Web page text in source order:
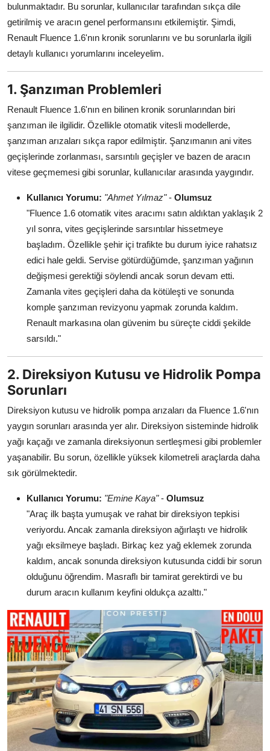
LPG & Yakıt
Elektrik & Akü
Klima & Konfor
Aydınlatma & Görüş
Şanzıman & Aktarma
Dizel Sistemler
Multimedya & Elektronik
bulunmaktadır. Bu sorunlar, kullanıcılar tarafından sıkça dile
getirilmiş ve aracın genel performansını etkilemiştir. Şimdi,
Renault Fluence 1.6'nın kronik sorunlarını ve bu sorunlarla ilgili
detaylı kullanıcı yorumlarını inceleyelim.
1. Şanzıman Problemleri
Renault Fluence 1.6'nın en bilinen kronik sorunlarından biri
şanzıman ile ilgilidir. Özellikle otomatik vitesli modellerde,
şanzıman arızaları sıkça rapor edilmiştir. Şanzımanın ani vites
geçişlerinde zorlanması, sarsıntılı geçişler ve bazen de aracın
vitese geçmemesi gibi sorunlar, kullanıcılar arasında yaygındır.
Kullanıcı Yorumu: "Ahmet Yılmaz"- Olumsuz
"Fluence 1.6 otomatik vites aracımı satın aldıktan yaklaşık 2
yıl sonra, vites geçişlerinde sarsıntılar hissetmeye
başladım. Özellikle şehir içi trafikte bu durum iyice rahatsız
edici hale geldi. Servise götürdüğümde, şanzıman yağının
değişmesi gerektiği söylendi ancak sorun devam etti.
Zamanla vites geçişleri daha da kötüleşti ve sonunda
komple şanzıman revizyonu yapmak zorunda kaldım.
Renault markasına olan güvenim bu süreçte ciddi şekilde
sarsıldı."
2. Direksiyon Kutusu ve Hidrolik Pompa
Sorunları
Direksiyon kutusu ve hidrolik pompa arızaları da Fluence 1.6'nın
yaygın sorunları arasında yer alır. Direksiyon sisteminde hidrolik
yağı kaçağı ve zamanla direksiyonun sertleşmesi gibi problemler
yaşanabilir. Bu sorun, özellikle yüksek kilometreli araçlarda daha
sık görülmektedir.
Kullanıcı Yorumu: "Emine Kaya"- Olumsuz
"Araç ilk başta yumuşak ve rahat bir direksiyon tepkisi
veriyordu. Ancak zamanla direksiyon ağırlaştı ve hidrolik
yağı eksilmeye başladı. Birkaç kez yağ eklemek zorunda
kaldım, ancak sonunda direksiyon kutusunda ciddi bir sorun
olduğunu öğrendim. Masraflı bir tamirat gerektirdi ve bu
durum aracın kullanım keyfini oldukça azalttı."